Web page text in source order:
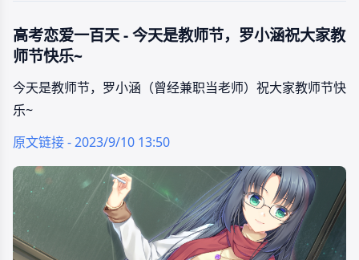
高考恋爱一百天 - 今天是教师节，罗小涵祝大家教
师节快乐~
今天是教师节，罗小涵（曾经兼职当老师）祝大家教师节快
乐~
原文链接 - 2023/9/10 13:50